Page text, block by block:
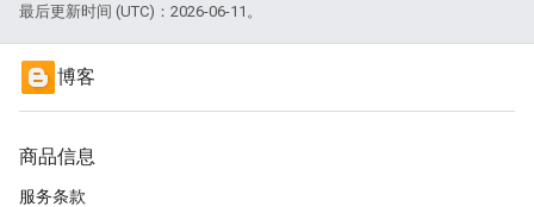
最后更新时间 (UTC)：2026-06-11。
博客
商品信息
服务条款